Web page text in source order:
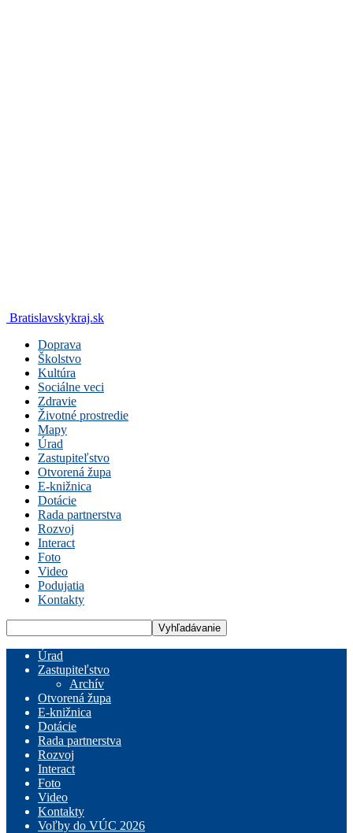
Bratislavskykraj.sk
Doprava
Školstvo
Kultúra
Sociálne veci
Zdravie
Životné prostredie
Mapy
Úrad
Zastupiteľstvo
Otvorená župa
E-knižnica
Dotácie
Rada partnerstva
Rozvoj
Interact
Foto
Video
Podujatia
Kontakty
Úrad
Zastupiteľstvo
Archív
Otvorená župa
E-knižnica
Dotácie
Rada partnerstva
Rozvoj
Interact
Foto
Video
Kontakty
Voľby do VÚC 2026